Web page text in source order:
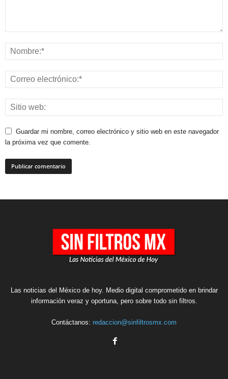
Guardar mi nombre, correo electrónico y sitio web en este navegador
la próxima vez que comente.
Las noticias del México de hoy. Medio digital comprometido en brindar
información veraz y oportuna, pero sobre todo sin filtros.
Contáctanos: redaccion@sinfiltrosmx.com